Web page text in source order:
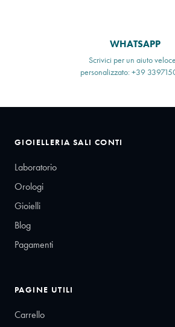
WHATSAPP
Scrivici per un aiuto
personalizzato: +39
GIOIELLERIA SALI CONTI
Laboratorio
Orologi
Gioielli
Blog
Pagamenti
PAGINE UTILI
Carrello